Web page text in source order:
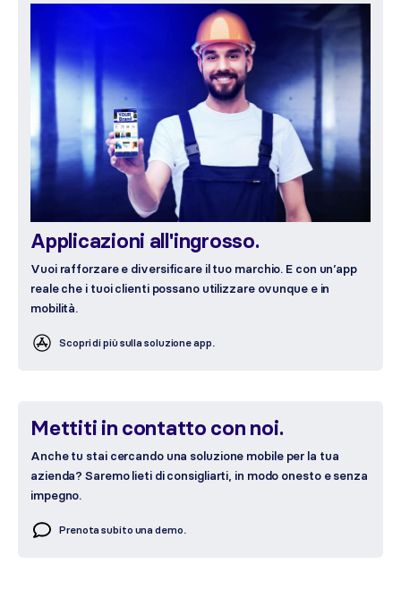
Applicazioni all'ingrosso.
Vuoi rafforzare e diversificare il tuo marchio. E con un’app
reale che i tuoi clienti possano utilizzare ovunque e in
mobilità.
Scopri di più sulla soluzione app.
Mettiti in contatto con noi.
Anche tu stai cercando una soluzione mobile per la tua
azienda? Saremo lieti di consigliarti, in modo onesto e senza
impegno.
Prenota subito una demo.